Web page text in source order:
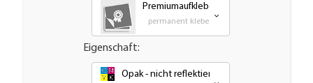
Premiumaufkleber - wetterfest, UV-
permanent klebende - Outdoor PVC Folie
Eigenschaft:
Opak - nicht reflektierend oder